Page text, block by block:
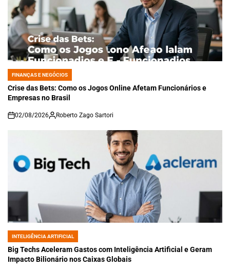
POSTED
IN
FINANÇAS E NEGÓCIOS
Crise das Bets: Como os Jogos Online Afetam Funcionários e
Empresas no Brasil
on
02/08/2026 Roberto Zago Sartori
POSTED
IN
INTELIGÊNCIA ARTIFICIAL
Big Techs Aceleram Gastos com Inteligência Artificial e Geram
Impacto Bilionário nos Caixas Globais